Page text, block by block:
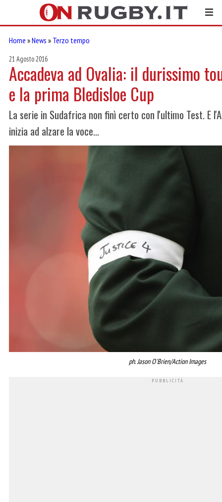
Home »News » Terzo tempo
21 Agosto 2016
Accadeva ad Ovalia: il durissimo
e la prima Bledisloe Cup
La serie in Sudafrica non finì certo con l'ultimo Test. E
inizia ad alzare la voce...
ph. Jason O'Brien/Action Images